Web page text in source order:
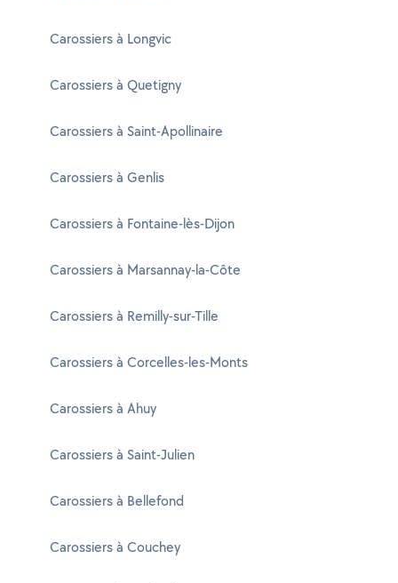
Carossiers à Longvic
Carossiers à Quetigny
Carossiers à Saint-Apollinaire
Carossiers à Genlis
Carossiers à Fontaine-lès-Dijon
Carossiers à Marsannay-la-Côte
Carossiers à Remilly-sur-Tille
Carossiers à Corcelles-les-Monts
Carossiers à Ahuy
Carossiers à Saint-Julien
Carossiers à Bellefond
Carossiers à Couchey